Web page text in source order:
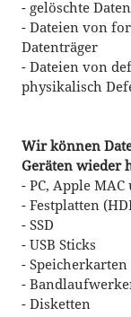
- gelöschte Daten
- Dateien von
Datenträger
- Dateien von
physikalisch
Wir können
Geräten wieder
- PC, Apple
- Festplatten
- SSD
- USB Sticks
- Speicherkarten
-
- Disketten
FERNWARTUNG